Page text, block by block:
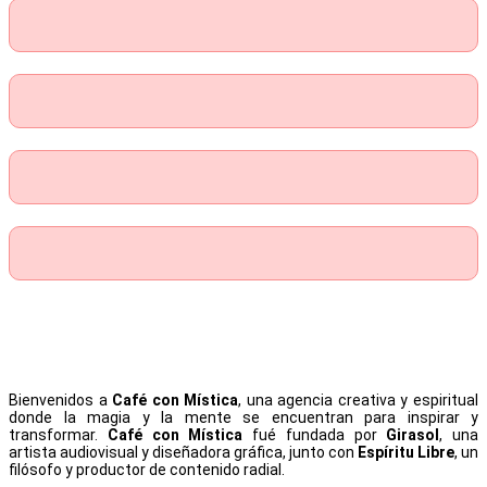
Bienvenidos a Café con Mística, una agencia creativa y espiritual
donde la magia y la mente se encuentran para inspirar y
transformar. Café con Mística fué fundada por Girasol, una
artista audiovisual y diseñadora gráfica, junto con Espíritu Libre, un
filósofo y productor de contenido radial.